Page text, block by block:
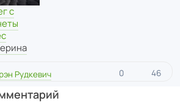
с
Рудкевич 0 46